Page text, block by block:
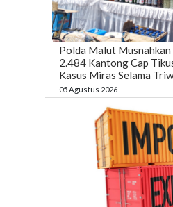
Polda Malut
2.484 Kantong Cap
Kasus Miras Selama
05 Agustus 2026